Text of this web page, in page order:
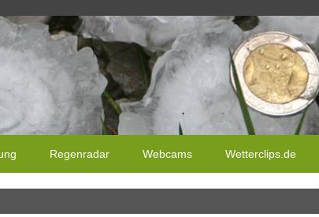
Regenradar Webcams Wetterclips.de